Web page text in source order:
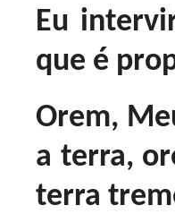
Eu
que é
Orem,
a terra,
terra